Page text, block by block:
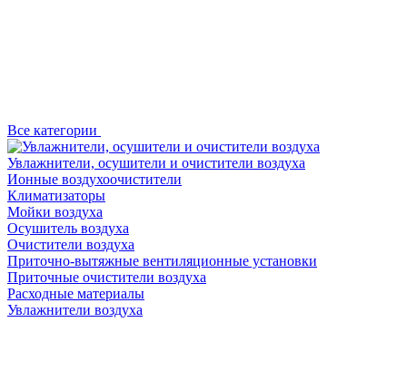
Все категории
Увлажнители, осушители и очистители воздуха
Ионные воздухоочистители
Климатизаторы
Мойки воздуха
Осушитель воздуха
Очистители воздуха
Приточно-вытяжные вентиляционные установки
Приточные очистители воздуха
Расходные материалы
Увлажнители воздуха